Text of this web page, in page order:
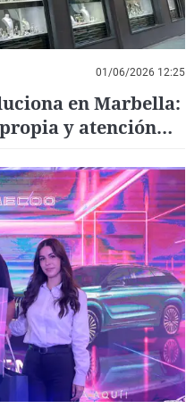
01/06/2026 12:25
en Marbella:
y atención